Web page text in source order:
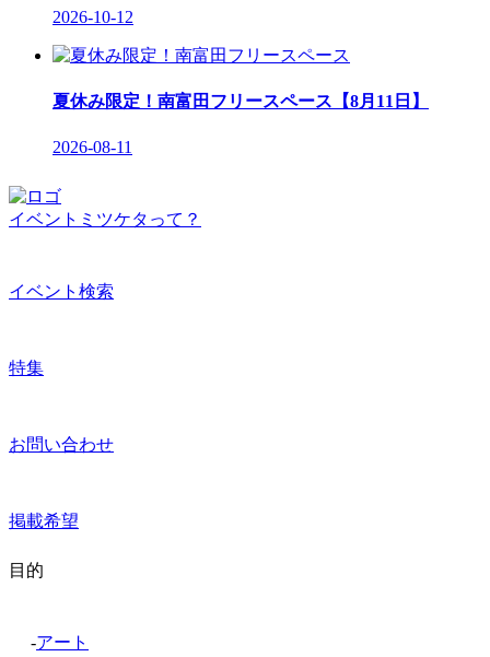
2026-10-12
夏休み限定！南富田フリースペース【8月11日】
2026-08-11
イベントミツケタって？
イベント検索
特集
お問い合わせ
掲載希望
目的
-アート